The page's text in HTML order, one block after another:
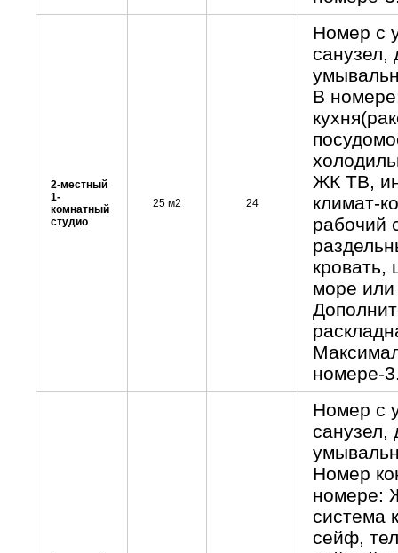
2-местный
1-
комнатный
студио
25 м2 24
Номер с
санузел,
В
ЖК ТВ,
климат-
рабочий
кровать,
море или
номере-
Номер с
санузел,
Номер
номере:
система
сейф,